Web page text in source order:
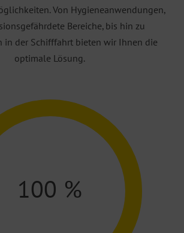
Von Hygieneanwendungen,
Bereiche, bis hin zu
in der Schifffahrt bieten wir Ihnen die
optimale Lösung.
100 %